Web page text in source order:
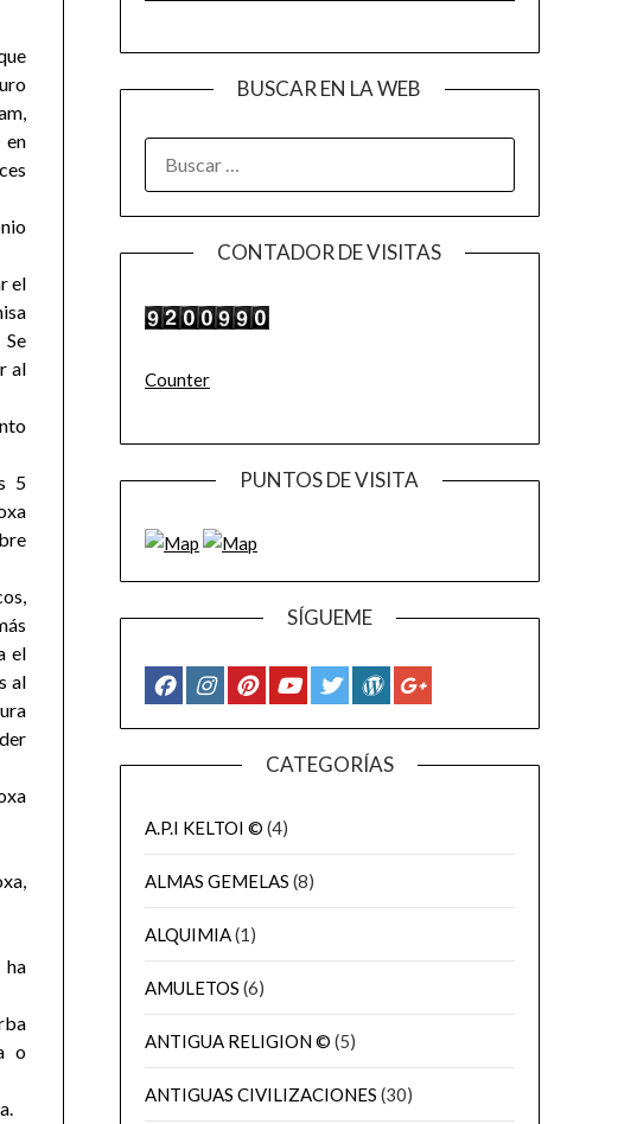
en
el
al
5
el
al
ha
o
BUSCAR EN LA WEB
CONTADOR DE VISITAS
Counter
PUNTOS DE VISITA
SÍGUEME
CATEGORÍAS
A.P.I KELTOI © (4)
ALMAS GEMELAS (8)
ALQUIMIA(1)
AMULETOS (6)
ANTIGUA RELIGION © (5)
ANTIGUAS CIVILIZACIONES (30)